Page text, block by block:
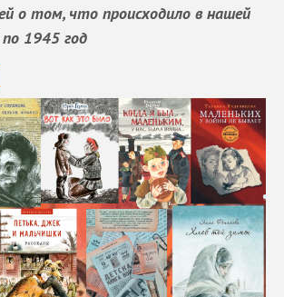
о том, что происходило в нашей
1945 год